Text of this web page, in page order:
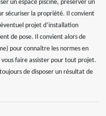
un espace piscine, préserver un
sécuriser la propriété. Il convient
projet d’installation
de pose. Il convient alors de
pour connaître les normes en
faire assister pour tout projet.
de disposer un résultat de